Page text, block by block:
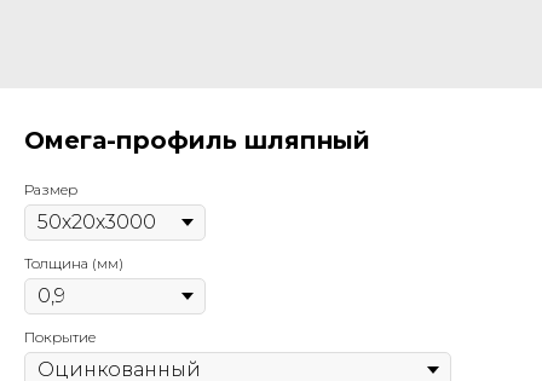
Омега-профиль шляпный
Размер
Толщина (мм)
Покрытие